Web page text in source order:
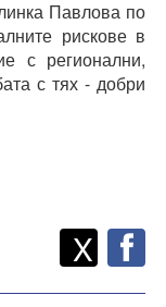
Павлова по
рискове в
с регионални,
с тях - добри
Споделете
X